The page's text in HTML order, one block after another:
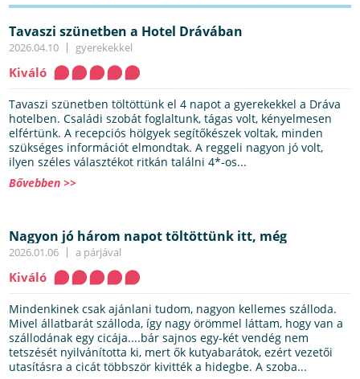
Tavaszi szünetben a Hotel Drávában
2026.04.10 gyerekekkel
Kiváló
Tavaszi szünetben töltöttünk el 4 napot a gyerekekkel a Dráva
hotelben. Családi szobát foglaltunk, tágas volt, kényelmesen
elfértünk. A recepciós hölgyek segítőkészek voltak, minden
szükséges információt elmondtak. A reggeli nagyon jó volt,
ilyen széles választékot ritkán találni 4*-os...
Bővebben >>
Nagyon jó három napot töltöttünk itt, még
visszajövünk! Mindenkinek ajánlom!
2026.01.06 a párjával
Kiváló
Mindenkinek csak ajánlani tudom, nagyon kellemes szálloda.
Mivel állatbarát szálloda, így nagy örömmel láttam, hogy van a
szállodának egy cicája....bár sajnos egy-két vendég nem
tetszését nyilvánította ki, mert ők kutyabarátok, ezért vezetői
utasításra a cicát többször kivitték a hidegbe. A szoba...